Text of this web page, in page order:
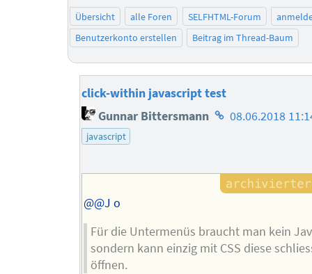
Übersicht alle Foren SELFHTML-Forum
Benutzerkonto erstellen
Beitrag im Thread-Baum
click-within javascript test
Gunnar Bittersmann Homepage
08.06.2018
javascript
@@J o
Für die Untermenüs braucht man kein
sondern kann einzig mit CSS diese
öffnen.